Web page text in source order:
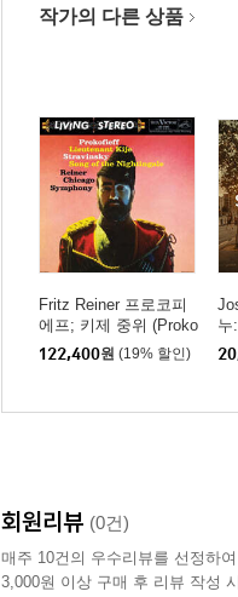
작가의 다른 상품
Fritz Reiner 프로코피
에프; 키제 중위 (Proko
fiev: Lieutenant Kije /
Stravinsky: Song Of T
122,400원 (19% 할인)
누
번
/
회원리뷰 (0건)
매주 10건의 우수리뷰를 선정하
3,000원 이상 구매 후 리뷰 작성 시